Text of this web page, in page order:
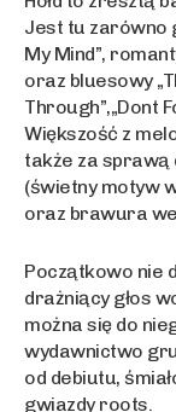
Jest tu zarówno
My Mind”,
oraz bluesowy
Through”,„Dont
Większość z
także za sprawą
(świetny motyw
oraz brawura we
Początkowo nie
drażniący głos
można się do
wydawnictwo
od debiutu,
gwiazdy roots.